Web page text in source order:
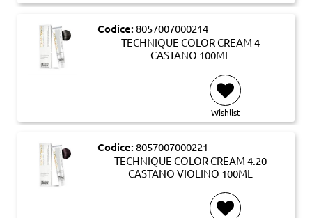
Codice: 8057007000214
TECHNIQUE COLOR CREAM 4
CASTANO 100ML
Wishlist
Codice: 8057007000221
TECHNIQUE COLOR CREAM 4.20
CASTANO VIOLINO 100ML